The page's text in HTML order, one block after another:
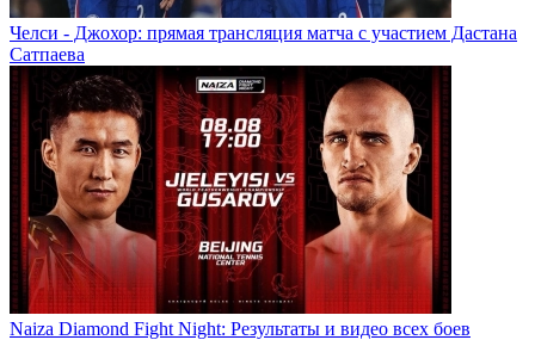
Челси - Джохор: прямая трансляция матча с участием Дастана
Сатпаева
Naiza Diamond Fight Night: Результаты и видео всех боев